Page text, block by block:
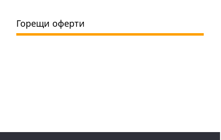
Горещи оферти